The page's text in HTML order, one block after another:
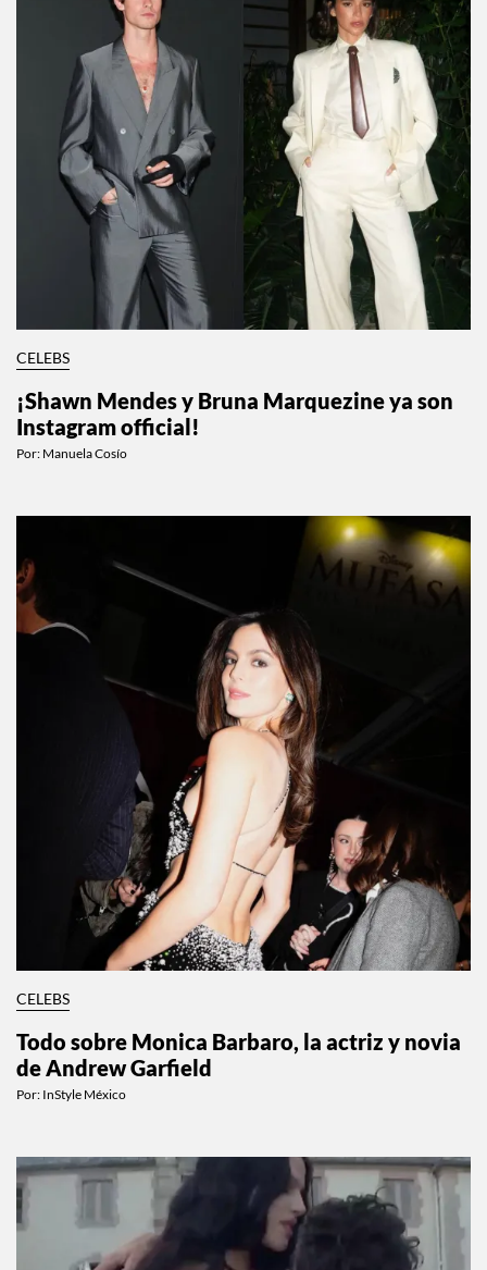
CELEBS
¡Shawn Mendes y Bruna Marquezine ya son
Instagram official!
Por: Manuela Cosío
CELEBS
Todo sobre Monica Barbaro, la actriz y novia
de Andrew Garfield
Por: InStyle México